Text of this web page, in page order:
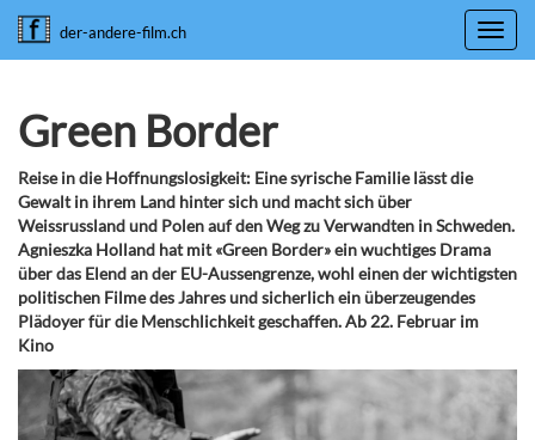
der-andere-film.ch
Green Border
Reise in die Hoffnungslosigkeit: Eine syrische Familie lässt die
Gewalt in ihrem Land hinter sich und macht sich über
Weissrussland und Polen auf den Weg zu Verwandten in Schweden.
Agnieszka Holland hat mit «Green Border» ein wuchtiges Drama
über das Elend an der EU-Aussengrenze, wohl einen der wichtigsten
politischen Filme des Jahres und sicherlich ein überzeugendes
Plädoyer für die Menschlichkeit geschaffen. Ab 22. Februar im
Kino